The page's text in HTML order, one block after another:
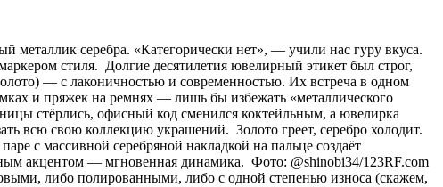
металлик серебра. «Категорически нет», — учили нас гуру вкуса.
стиля. Долгие десятилетия ювелирный этикет был строг,
— с лаконичностью и современностью. Их встреча в одном
и пряжек на ремнях — лишь бы избежать «металлического
стёрлись, офисный код сменился коктейльным, а ювелирка
всю свою коллекцию украшений. Золото греет, серебро холодит.
с массивной серебряной накладкой на пальце создаёт
акцентом — мгновенная динамика. Фото: @shinobi34/123RF.com
либо полированными, либо с одной степенью износа (скажем,